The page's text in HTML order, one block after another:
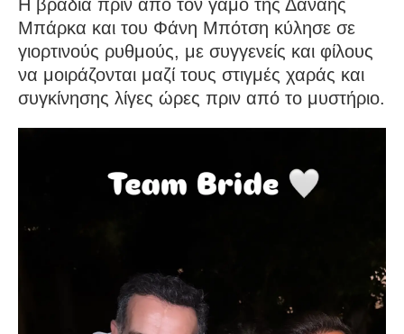
Η βραδιά πριν από τον γάμο της Δανάης
Μπάρκα και του Φάνη Μπότση κύλησε σε
γιορτινούς ρυθμούς, με συγγενείς και φίλους
να μοιράζονται μαζί τους στιγμές χαράς και
συγκίνησης λίγες ώρες πριν από το μυστήριο.